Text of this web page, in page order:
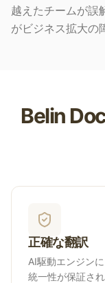
越えたチームが誤
がビジネス拡大の
Belin
正確な翻訳
AI駆動エンジン
統一性が保証され